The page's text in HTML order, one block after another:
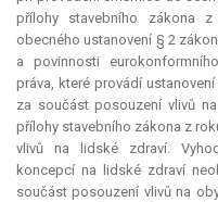
přílohy stavebního zákona
obecného ustanovení § 2
a povinnosti
práva, které provádí
za součást posouzení vlivů
přílohy stavebního zákona z
vlivů na lidské zdraví.
koncepcí na lidské zdraví
součást posouzení vlivů na